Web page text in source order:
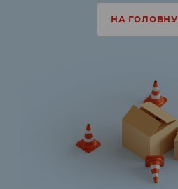
НА ГОЛОВНУ